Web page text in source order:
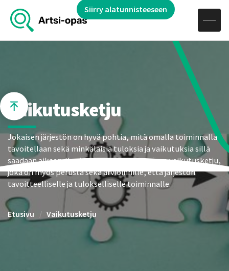
Avaa navigaatio
Siirry sisältöön
Siirry alatunnisteeseen
Vaikutusketju
Jokaisen järjestön on hyvä pohtia, mitä omalla toiminnalla
tavoitellaan sekä minkälaisia tuloksia ja vaikutuksia sillä
saadaan aikaan. Konkreettisena välineenä on vaikutusketju,
joka on myös perusta sekä arvioinnille, että järjestön
tavoitteelliselle ja tulokselliselle toiminnalle.
Etusivu Vaikutusketju